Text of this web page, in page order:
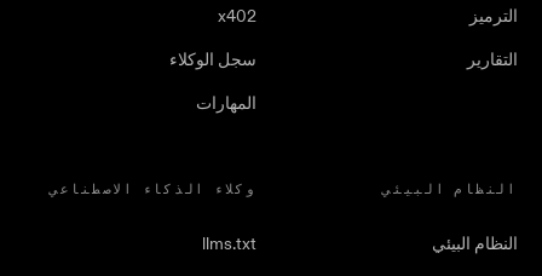
الترميز
التقارير
x402
سجل الوكلاء
المهارات
النظام البيئي
النظام البيئي
وكلاء الذكاء الاصطناعي
llms.txt